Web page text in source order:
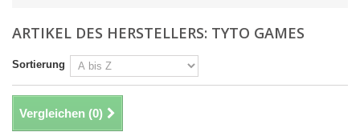
ARTIKEL DES HERSTELLERS: TYTO GAMES
Sortierung
Vergleichen (0)